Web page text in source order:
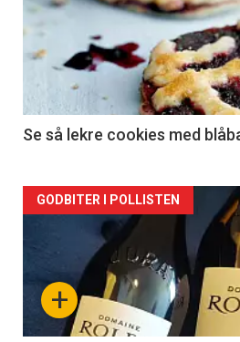
akkurat
nå
2
Se så lekre cookies med
Forsiden
akkurat
nå+
GODBITER I POLLISTEN